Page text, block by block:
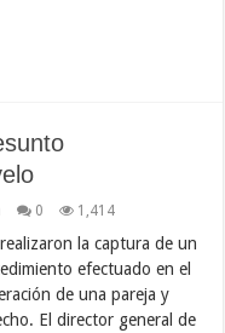
0 1,414
la captura de un
efectuado en el
de una pareja y
El director general de